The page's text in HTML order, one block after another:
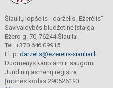
Šiaulių lopšelis - darželis „Ežerėlis“
Savivaldybės biudžetinė įstaiga
Ežero g. 70, 76244 Šiauliai
Tel. +370 646 09915
El. p. darzelis@ezerelis-siauliai.lt
Duomenys kaupiami ir saugomi
Juridinių asmenų registre
Įmonės kodas 290526190